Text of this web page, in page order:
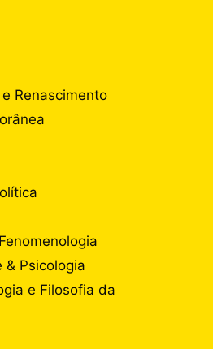
Renascimento
& Psicologia
e Filosofia da